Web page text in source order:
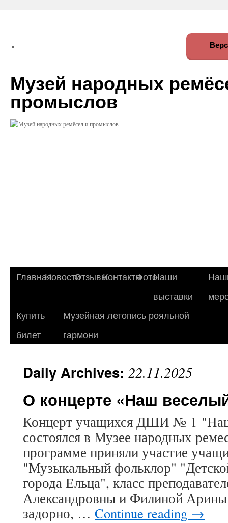
Музей народных
промыслов
ГлавнаяНовостиОтзывыКонтактыФотоНаши
выставки
Купить
билет
Музейная летопись рояльной
гармони
Daily Archives: 22.11.2025
О концерте «Наш
Концерт учащихся ДШИ № 1
состоялся в Музее народных
программе приняли участие
"Музыкальный фольклор"
города Ельца", класс
Александровны и Филиной
задорно, … Continue reading →